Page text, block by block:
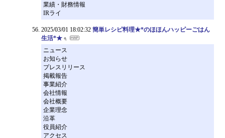
業績・財務情報
IRライ
2025/03/01 18:02:32 簡単レシピ料理★*のほほんハッピーごはん
生活*★
ニュース
お知らせ
プレスリリース
掲載報告
事業紹介
会社情報
会社概要
企業理念
沿革
役員紹介
アクセス